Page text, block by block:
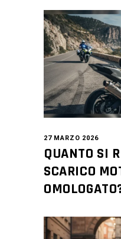
27 MARZO 2026
QUANTO SI
SCARICO